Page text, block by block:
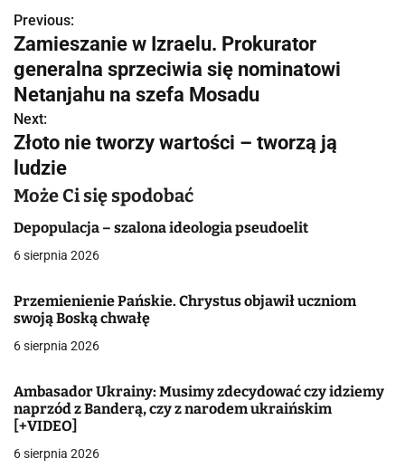
N
a
w
i
g
a
c
j
a
w
i
s
Previous:
Zamieszanie w Izraelu. Prokurator
generalna sprzeciwia się nominatowi
Netanjahu na szefa Mosadu
Next:
Złoto nie tworzy wartości – tworzą ją
ludzie
Może Ci się spodobać
Depopulacja – szalona ideologia pseudoelit
6 sierpnia 2026
Przemienienie Pańskie. Chrystus objawił uczniom
swoją Boską chwałę
6 sierpnia 2026
Ambasador Ukrainy: Musimy zdecydować czy idziemy
naprzód z Banderą, czy z narodem ukraińskim
[+VIDEO]
6 sierpnia 2026